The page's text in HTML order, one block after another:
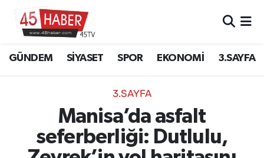
GÜNDEM SİYASET SPOR EKONOMİ 3.SAYFA
3.SAYFA
Manisa’da asfalt
seferberliği: Dutlulu,
SİYASET
EKONOMİ
Manisa Hava Durumu
Manisa Namaz Vakitleri
Manisa Trafik Yoğunluk Haritası